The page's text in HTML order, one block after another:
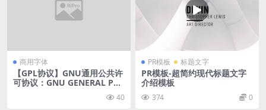
商用字体
【GPL协议】GNU通用公共许
可协议：GNU GENERAL PU
40
PR模板 标题文字
PR模板-超简约现代标题文字
介绍模板
374 0